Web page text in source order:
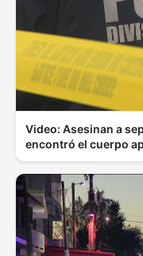
Video: Asesinan a
encontró el cuerpo